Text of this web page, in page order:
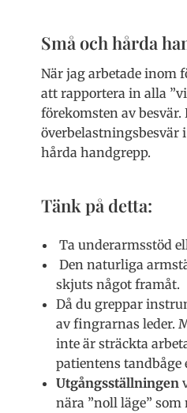
Små och hårda
När jag arbetade inom
att rapportera in alla
förekomsten av
överbelastningsbesvär
hårda handgrepp.
Tänk på detta:
Ta underarmsstöd
Den naturliga
skjuts något framåt.
Då du greppar
av fingrarnas leder.
inte är sträckta
patientens tandbåge
Utgångsställningen
nära ”noll läge”